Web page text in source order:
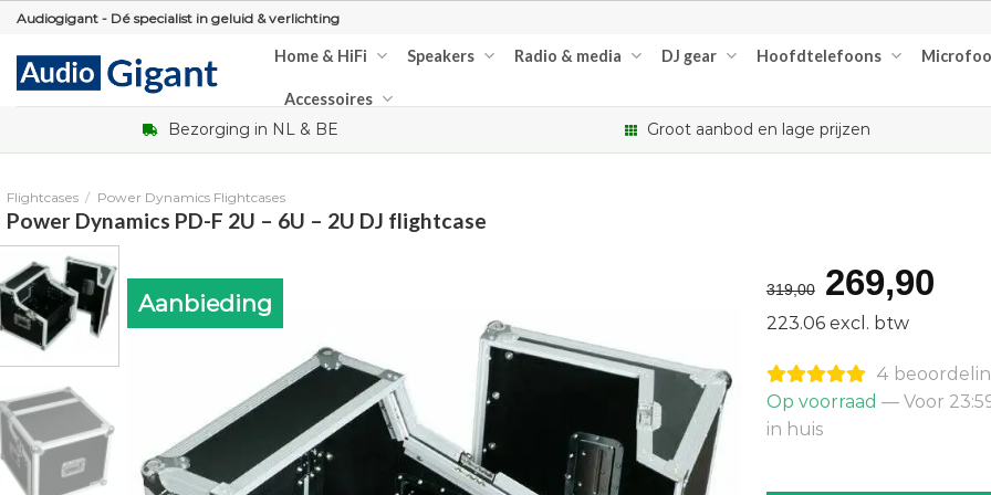
Skip
content
Audiogigant - Dé specialist in geluid & verlichting
Home & HiFi Speakers Radio & media DJ gear Hoofdtelefoons
Accessoires
Bezorging in NL & BE Groot aanbod en lage prijzen
Flightcases / Power Dynamics Flightcases
Power Dynamics PD-F 2U – 6U – 2U DJ flightcase
Aanbieding 319,00
prijs
was:
€319,00.
269,90
is:
223.06 excl. btw
4
Op voorraad — Voor
in huis